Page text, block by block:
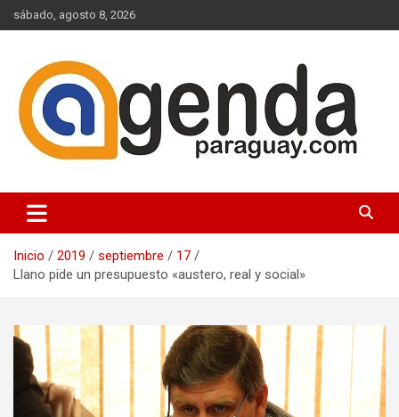
Saltar
al
sábado, agosto 8, 2026
Agenda Paraguay
Inicio 2019 septiembre
17
Llano pide un presupuesto «austero, real y social»